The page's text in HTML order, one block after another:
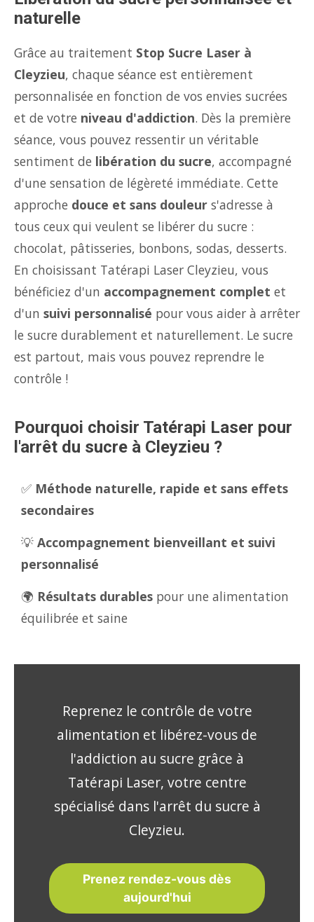
naturelle
Grâce au traitement Stop Sucre Laser à
Cleyzieu, chaque séance est entièrement
personnalisée en fonction de vos envies sucrées
et de votre niveau d'addiction. Dès la première
séance, vous pouvez ressentir un véritable
sentiment de libération du sucre, accompagné
d'une sensation de légèreté immédiate. Cette
approche douce et sans douleur s'adresse à
tous ceux qui veulent se libérer du sucre :
chocolat, pâtisseries, bonbons, sodas, desserts.
En choisissant Tatérapi Laser Cleyzieu, vous
bénéficiez d'un accompagnement complet et
d'un suivi personnalisé pour vous aider à arrêter
le sucre durablement et naturellement. Le sucre
est partout, mais vous pouvez reprendre le
contrôle !
Pourquoi choisir Tatérapi Laser pour
l'arrêt du sucre à Cleyzieu ?
✅ Méthode naturelle, rapide et sans effets
secondaires
💡 Accompagnement bienveillant et suivi
personnalisé
🌍 Résultats durables pour une alimentation
équilibrée et saine
Reprenez le contrôle de votre
alimentation et libérez-vous de
l'addiction au sucre grâce à
Tatérapi Laser, votre centre
spécialisé dans l'arrêt du sucre à
Cleyzieu.
Prenez rendez-vous dès
aujourd'hui